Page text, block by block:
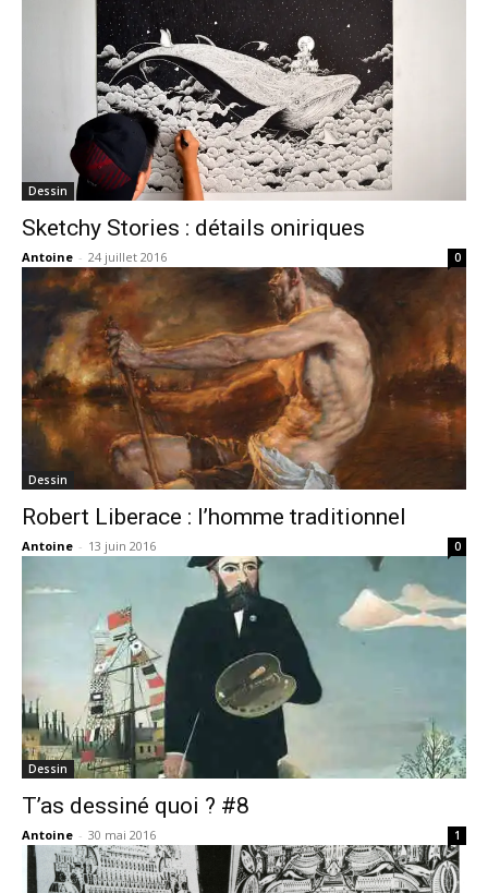
Dessin
Sketchy Stories : détails oniriques
Antoine - 24 juillet 2016 0
Dessin
Robert Liberace : l’homme traditionnel
Antoine - 13 juin 2016 0
Dessin
T’as dessiné quoi ? #8
Antoine - 30 mai 2016 1